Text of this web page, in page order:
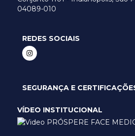
04089-010
REDES SOCIAIS
SEGURANÇA E
VÍDEO INSTITUCIONAL